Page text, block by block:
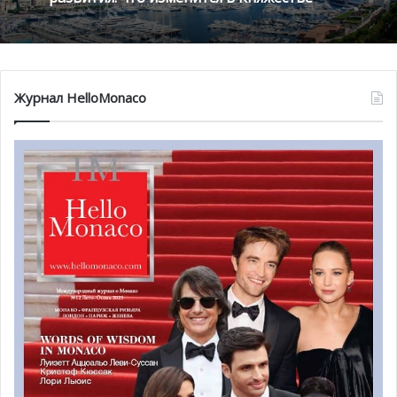
Защита Дориака надеялась на менее суровый приговор,
ссылаясь на психологическое давление, которое
Правосудие добралось и до племянницы Яновски,
Катарины Яновски(Katarzyna Janowska), приговоренной
6 месяцам условного заключенияза то, что она, без
Журнал HelloMonaco